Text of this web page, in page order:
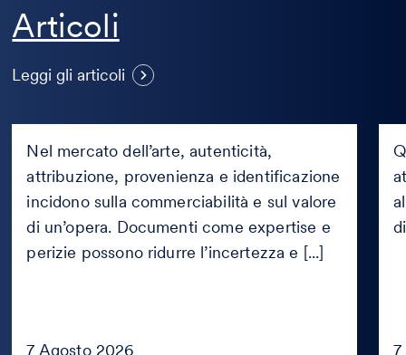
Articoli
Leggi gli articoli
Expertise e perizia d’arte: che
differenza c’è e come valutarne
l’affidabilità?
perizia
d’arte:
che
differenza
c’è
Nel mercato dell’arte, autenticità,
attribuzione, provenienza e identificazione
incidono sulla commerciabilità e sul valore
di un’opera. Documenti come expertise e
perizie possono ridurre l’incertezza e [...]
7 Agosto 2026 7